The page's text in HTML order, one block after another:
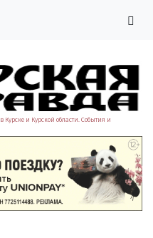
Курске и Курской области. События и